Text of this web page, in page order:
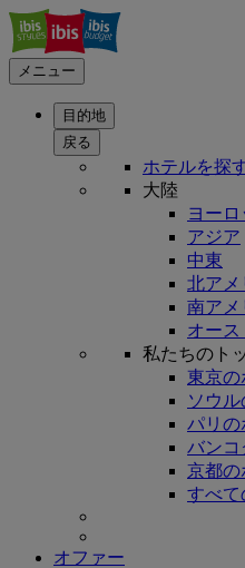
メニュー
目的地
戻る
ホテルを探
大陸
ヨーロ
アジア
中東
北アメ
南アメ
オー
私たちのト
東京の
ソウ
パリの
バンコ
京都の
すべて
オファー